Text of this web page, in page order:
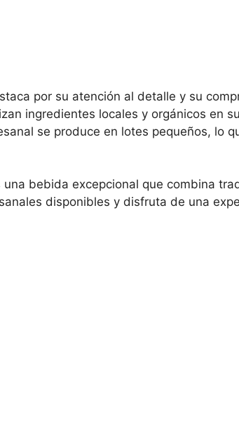
por su atención al detalle y su
ingredientes locales y orgánicos en
se produce en lotes pequeños, lo
bebida excepcional que combina
disponibles y disfruta de una